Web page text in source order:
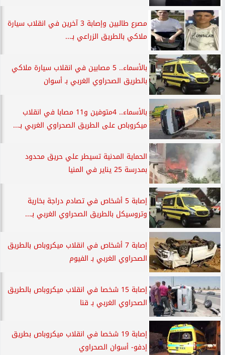
مصرع طالبين وإصابة 3 آخرين في انقلاب سيارة
ملاكي بالطريق الزراعي بـ...
بالأسماء.. 5 مصابين في انقلاب سيارة ملاكي
بالطريق الصحراوي الغربي بـ أسوان
بالأسماء.. 4متوفين و11 مصابا في انقلاب
ميكروباص على الطريق الصحراوي الغربي بـ...
الحماية المدنية تسيطر علي حريق محدود
بمدرسة 25 يناير في المنيا
إصابة 5 أشخاص في تصادم دراجة بخارية
وتروسيكل بالطريق الصحراوي الغربي بـ...
إصابة 7 أشخاص في انقلاب ميكروباص بالطريق
الصحراوي الغربي بـ الفيوم
إصابة 15 شخصا في انقلاب ميكروباص بالطريق
الصحراوي الغربي بـ قنا
إصابة 19 شخصا في انقلاب ميكروباص بطريق
إدفو- أسوان الصحراوي